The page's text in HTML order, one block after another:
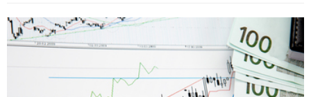
OS FUNDOS DE INVESTIMENTOS SÃO CONFIÁVEIS E
RENTÁVEIS Os Fundos de Investimentos funcionam como